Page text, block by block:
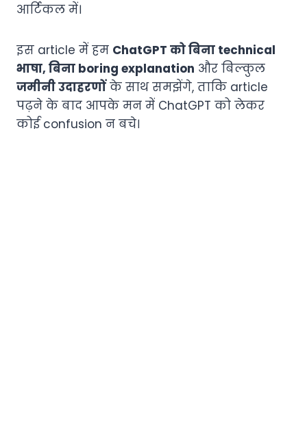
आर्टिकल में।
इस article में हम ChatGPT को बिना technical
भाषा, बिना boring explanation और बिल्कुल
जमीनी उदाहरणों के साथ समझेंगे, ताकि article
पढ़ने के बाद आपके मन में ChatGPT को लेकर
कोई confusion न बचे।